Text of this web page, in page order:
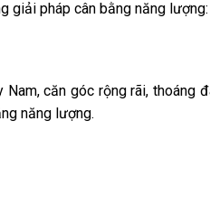
giải pháp cân bằng năng lượng:
Nam, căn góc rộng rãi, thoáng
năng lượng.